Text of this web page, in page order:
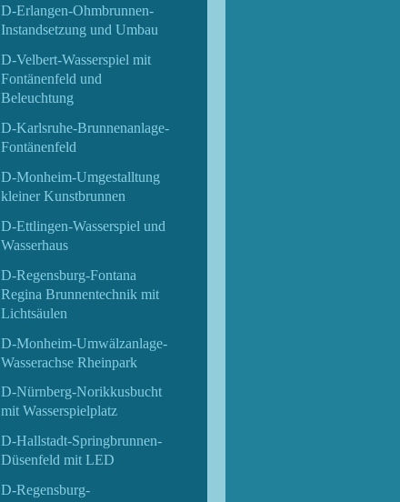
D-Erlangen-Ohmbrunnen-
Instandsetzung und Umbau
D-Velbert-Wasserspiel mit
Fontänenfeld und
Beleuchtung
D-Karlsruhe-Brunnenanlage-
Fontänenfeld
D-Monheim-Umgestalltung
kleiner Kunstbrunnen
D-Ettlingen-Wasserspiel und
Wasserhaus
D-Regensburg-Fontana
Regina Brunnentechnik mit
Lichtsäulen
D-Monheim-Umwälzanlage-
Wasserachse Rheinpark
D-Nürnberg-Norikkusbucht
mit Wasserspielplatz
D-Hallstadt-Springbrunnen-
Düsenfeld mit LED
D-Regensburg-